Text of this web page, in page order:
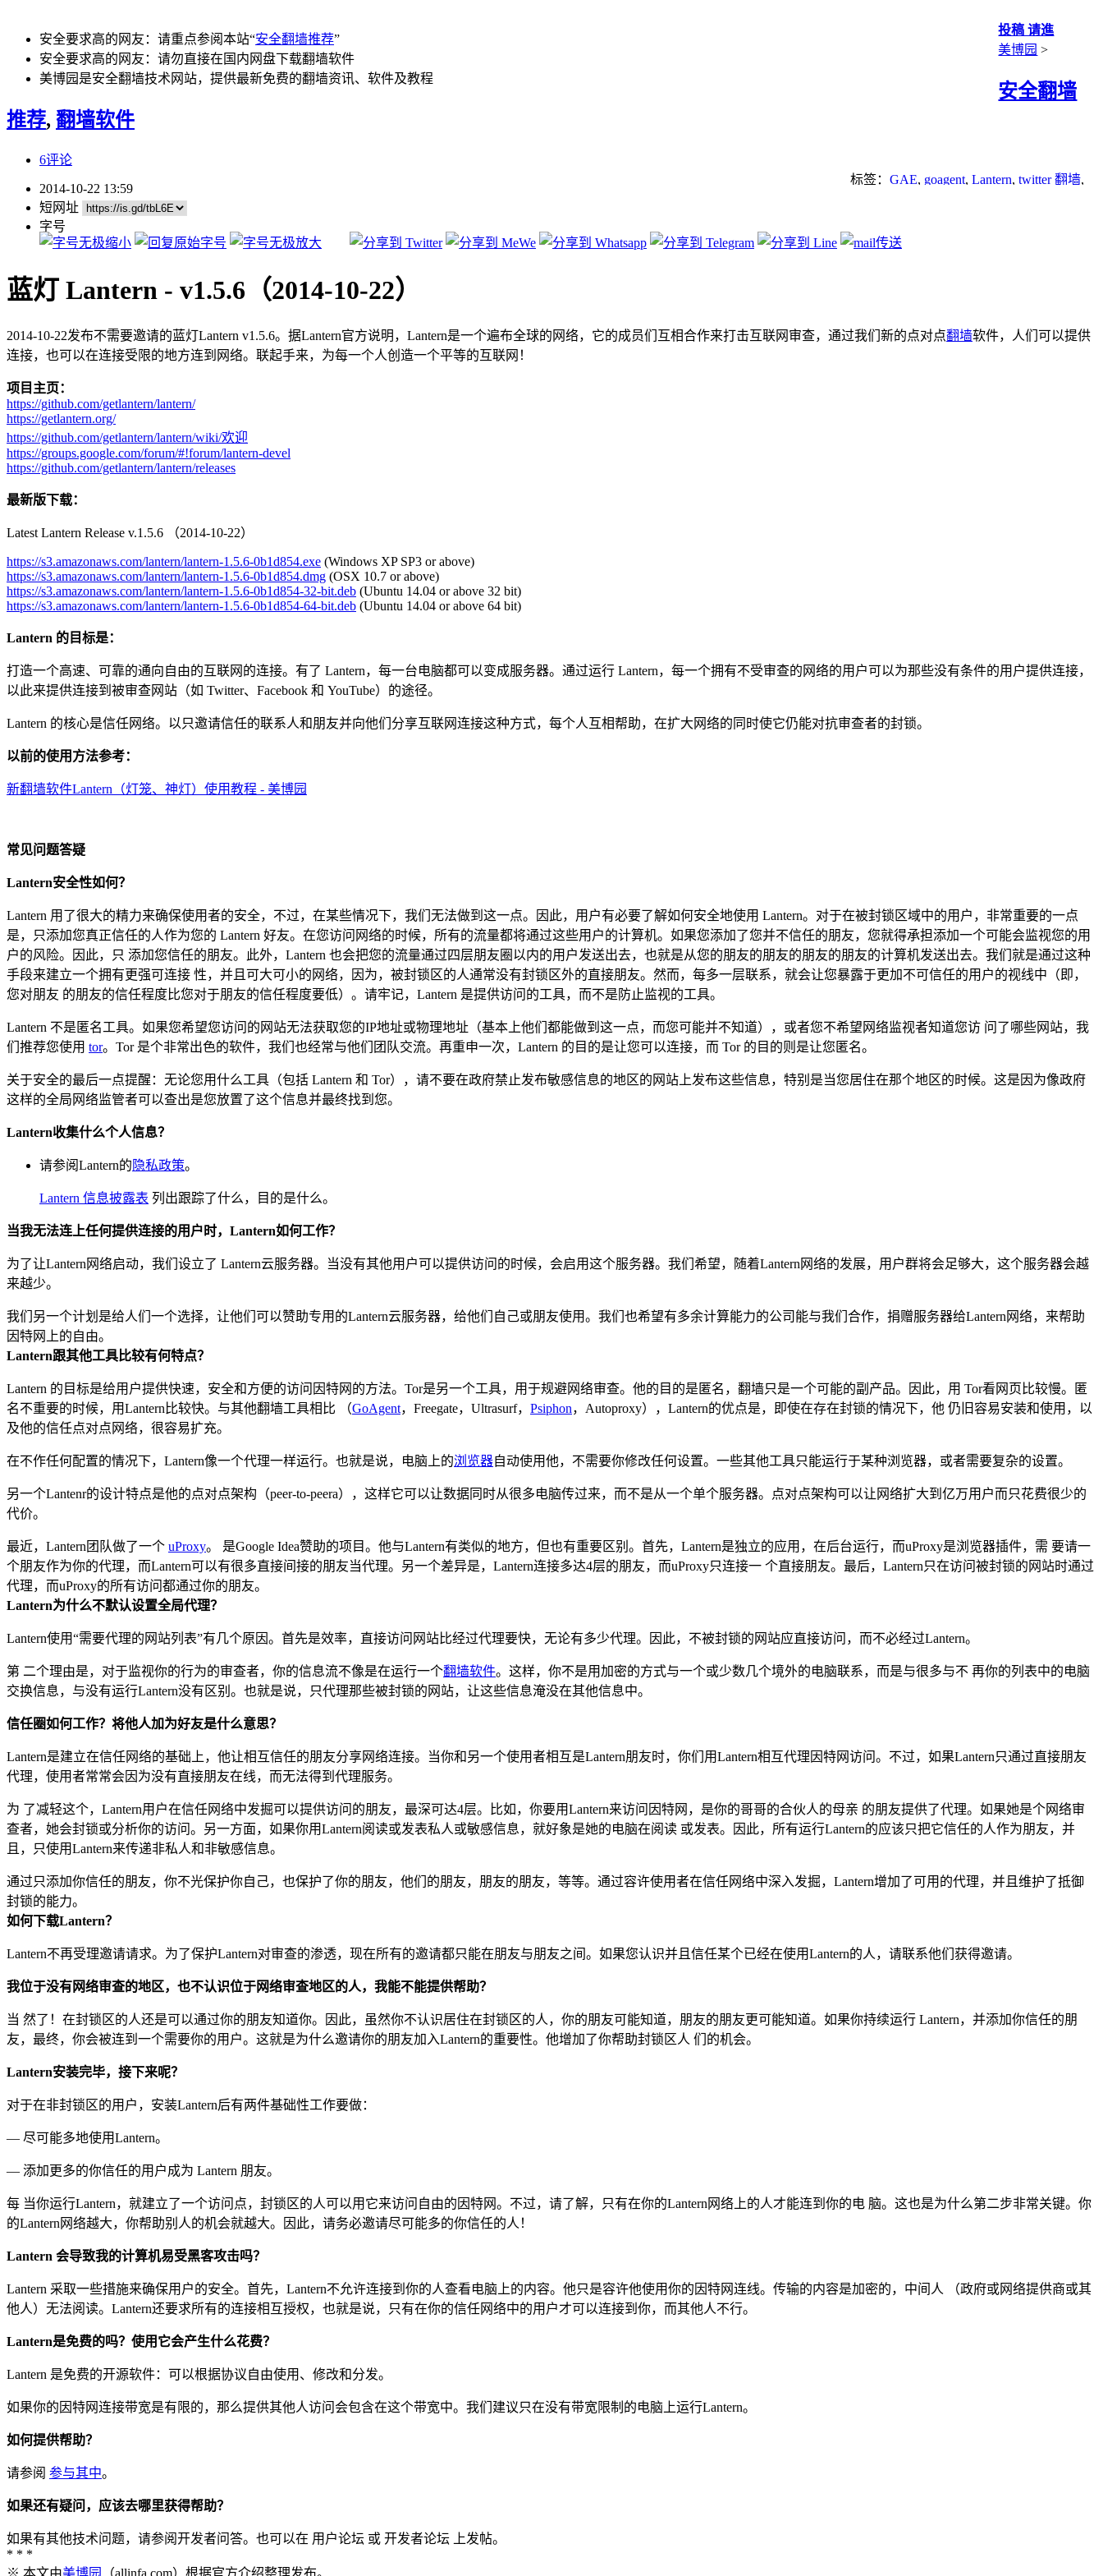
安全要求高的网友：请重点参阅本站“安全翻墙推荐”
安全要求高的网友：请勿直接在国内网盘下载翻墙软件
美博园是安全翻墙技术网站，提供最新免费的翻墙资讯、软件及教程
投稿 请進
美博园 >
安全翻墙
推荐, 翻墙软件
6评论
标签： GAE, goagent, Lantern, twitter 翻墙,
2014-10-22 13:59
短网址
字号
蓝灯 Lantern - v1.5.6（2014-10-22）
2014-10-22发布不需要邀请的蓝灯Lantern v1.5.6。据Lantern官方说明，Lantern是一个遍布全球的网络，它的成员们互相合作来打击互联网审查，通过我们新的点对点翻墙软件，人们可以提供
连接，也可以在连接受限的地方连到网络。联起手来，为每一个人创造一个平等的互联网！
项目主页：
https://github.com/getlantern/lantern/
https://getlantern.org/
https://github.com/getlantern/lantern/wiki/欢迎
https://groups.google.com/forum/#!forum/lantern-devel
https://github.com/getlantern/lantern/releases
最新版下载：
Latest Lantern Release v.1.5.6 （2014-10-22）
https://s3.amazonaws.com/lantern/lantern-1.5.6-0b1d854.exe (Windows XP SP3 or above)
https://s3.amazonaws.com/lantern/lantern-1.5.6-0b1d854.dmg (OSX 10.7 or above)
https://s3.amazonaws.com/lantern/lantern-1.5.6-0b1d854-32-bit.deb (Ubuntu 14.04 or above 32 bit)
https://s3.amazonaws.com/lantern/lantern-1.5.6-0b1d854-64-bit.deb (Ubuntu 14.04 or above 64 bit)
Lantern 的目标是：
打造一个高速、可靠的通向自由的互联网的连接。有了 Lantern，每一台电脑都可以变成服务器。通过运行 Lantern，每一个拥有不受审查的网络的用户可以为那些没有条件的用户提供连接，
以此来提供连接到被审查网站（如 Twitter、Facebook 和 YouTube）的途径。
Lantern 的核心是信任网络。以只邀请信任的联系人和朋友并向他们分享互联网连接这种方式，每个人互相帮助，在扩大网络的同时使它仍能对抗审查者的封锁。
以前的使用方法参考：
新翻墙软件Lantern（灯笼、神灯）使用教程 - 美博园
常见问题答疑
Lantern安全性如何？
Lantern 用了很大的精力来确保使用者的安全，不过，在某些情况下，我们无法做到这一点。因此，用户有必要了解如何安全地使用 Lantern。对于在被封锁区域中的用户，非常重要的一点
是，只添加您真正信任的人作为您的 Lantern 好友。在您访问网络的时候，所有的流量都将通过这些用户的计算机。如果您添加了您并不信任的朋友，您就得承担添加一个可能会监视您的用
户的风险。因此，只 添加您信任的朋友。此外，Lantern 也会把您的流量通过四层朋友圈以内的用户发送出去，也就是从您的朋友的朋友的朋友的朋友的计算机发送出去。我们就是通过这种
手段来建立一个拥有更强可连接 性，并且可大可小的网络，因为，被封锁区的人通常没有封锁区外的直接朋友。然而，每多一层联系，就会让您暴露于更加不可信任的用户的视线中（即，
您对朋友 的朋友的信任程度比您对于朋友的信任程度要低）。请牢记，Lantern 是提供访问的工具，而不是防止监视的工具。
Lantern 不是匿名工具。如果您希望您访问的网站无法获取您的IP地址或物理地址（基本上他们都能做到这一点，而您可能并不知道），或者您不希望网络监视者知道您访 问了哪些网站，我
们推荐您使用 tor。Tor 是个非常出色的软件，我们也经常与他们团队交流。再重申一次，Lantern 的目的是让您可以连接，而 Tor 的目的则是让您匿名。
关于安全的最后一点提醒：无论您用什么工具（包括 Lantern 和 Tor），请不要在政府禁止发布敏感信息的地区的网站上发布这些信息，特别是当您居住在那个地区的时候。这是因为像政府
这样的全局网络监管者可以查出是您放置了这个信息并最终找到您。
Lantern收集什么个人信息？
请参阅Lantern的 隐私政策。
Lantern 信息披露表 列出跟踪了什么，目的是什么。
当我无法连上任何提供连接的用户时，Lantern如何工作？
为了让Lantern网络启动，我们设立了 Lantern云服务器。当没有其他用户可以提供访问的时候，会启用这个服务器。我们希望，随着Lantern网络的发展，用户群将会足够大，这个服务器会越
来越少。
我们另一个计划是给人们一个选择，让他们可以赞助专用的Lantern云服务器，给他们自己或朋友使用。我们也希望有多余计算能力的公司能与我们合作，捐赠服务器给Lantern网络，来帮助
因特网上的自由。
Lantern跟其他工具比较有何特点？
Lantern 的目标是给用户提供快速，安全和方便的访问因特网的方法。Tor是另一个工具，用于规避网络审查。他的目的是匿名，翻墙只是一个可能的副产品。因此，用 Tor看网页比较慢。匿
名不重要的时候，用Lantern比较快。与其他翻墙工具相比 （GoAgent，Freegate，Ultrasurf， Psiphon，Autoproxy），Lantern的优点是，即使在存在封锁的情况下，他 仍旧容易安装和使用，以
及他的信任点对点网络，很容易扩充。
在不作任何配置的情况下，Lantern像一个代理一样运行。也就是说，电脑上的浏览器自动使用他，不需要你修改任何设置。一些其他工具只能运行于某种浏览器，或者需要复杂的设置。
另一个Lantenr的设计特点是他的点对点架构（peer-to-peera），这样它可以让数据同时从很多电脑传过来，而不是从一个单个服务器。点对点架构可以让网络扩大到亿万用户而只花费很少的
代价。
最近，Lantern团队做了一个 uProxy。 是Google Idea赞助的项目。他与Lantern有类似的地方，但也有重要区别。首先，Lantern是独立的应用，在后台运行，而uProxy是浏览器插件，需 要请一
个朋友作为你的代理，而Lantern可以有很多直接间接的朋友当代理。另一个差异是，Lantern连接多达4层的朋友，而uProxy只连接一 个直接朋友。最后，Lantern只在访问被封锁的网站时通过
代理，而uProxy的所有访问都通过你的朋友。
Lantern为什么不默认设置全局代理？
Lantern使用“需要代理的网站列表”有几个原因。首先是效率，直接访问网站比经过代理要快，无论有多少代理。因此，不被封锁的网站应直接访问，而不必经过Lantern。
第 二个理由是，对于监视你的行为的审查者，你的信息流不像是在运行一个翻墙软件。这样，你不是用加密的方式与一个或少数几个境外的电脑联系，而是与很多与不 再你的列表中的电脑
交换信息，与没有运行Lantern没有区别。也就是说，只代理那些被封锁的网站，让这些信息淹没在其他信息中。
信任圈如何工作？将他人加为好友是什么意思？
Lantern是建立在信任网络的基础上，他让相互信任的朋友分享网络连接。当你和另一个使用者相互是Lantern朋友时，你们用Lantern相互代理因特网访问。不过，如果Lantern只通过直接朋友
代理，使用者常常会因为没有直接朋友在线，而无法得到代理服务。
为 了减轻这个，Lantern用户在信任网络中发掘可以提供访问的朋友，最深可达4层。比如，你要用Lantern来访问因特网，是你的哥哥的合伙人的母亲 的朋友提供了代理。如果她是个网络审
查者，她会封锁或分析你的访问。另一方面，如果你用Lantern阅读或发表私人或敏感信息，就好象是她的电脑在阅读 或发表。因此，所有运行Lantern的应该只把它信任的人作为朋友，并
且，只使用Lantern来传递非私人和非敏感信息。
通过只添加你信任的朋友，你不光保护你自己，也保护了你的朋友，他们的朋友，朋友的朋友，等等。通过容许使用者在信任网络中深入发掘，Lantern增加了可用的代理，并且维护了抵御
封锁的能力。
如何下载Lantern？
Lantern不再受理邀请请求。为了保护Lantern对审查的渗透，现在所有的邀请都只能在朋友与朋友之间。如果您认识并且信任某个已经在使用Lantern的人，请联系他们获得邀请。
我位于没有网络审查的地区，也不认识位于网络审查地区的人，我能不能提供帮助？
当 然了！在封锁区的人还是可以通过你的朋友知道你。因此，虽然你不认识居住在封锁区的人，你的朋友可能知道，朋友的朋友更可能知道。如果你持续运行 Lantern，并添加你信任的朋
友，最终，你会被连到一个需要你的用户。这就是为什么邀请你的朋友加入Lantern的重要性。他增加了你帮助封锁区人 们的机会。
Lantern安装完毕，接下来呢？
对于在非封锁区的用户，安装Lantern后有两件基础性工作要做：
— 尽可能多地使用Lantern。
— 添加更多的你信任的用户成为 Lantern 朋友。
每 当你运行Lantern，就建立了一个访问点，封锁区的人可以用它来访问自由的因特网。不过，请了解，只有在你的Lantern网络上的人才能连到你的电 脑。这也是为什么第二步非常关键。你
的Lantern网络越大，你帮助别人的机会就越大。因此，请务必邀请尽可能多的你信任的人！
Lantern 会导致我的计算机易受黑客攻击吗？
Lantern 采取一些措施来确保用户的安全。首先，Lantern不允许连接到你的人查看电脑上的内容。他只是容许他使用你的因特网连线。传输的内容是加密的，中间人 （政府或网络提供商或其
他人）无法阅读。Lantern还要求所有的连接相互授权，也就是说，只有在你的信任网络中的用户才可以连接到你，而其他人不行。
Lantern是免费的吗？使用它会产生什么花费？
Lantern 是免费的开源软件：可以根据协议自由使用、修改和分发。
如果你的因特网连接带宽是有限的，那么提供其他人访问会包含在这个带宽中。我们建议只在没有带宽限制的电脑上运行Lantern。
如何提供帮助？
请参阅 参与其中。
如果还有疑问，应该去哪里获得帮助？
如果有其他技术问题，请参阅开发者问答。也可以在 用户论坛 或 开发者论坛 上发帖。
* * *
※ 本文由美博园 （allinfa.com）根据官方介绍整理发布。